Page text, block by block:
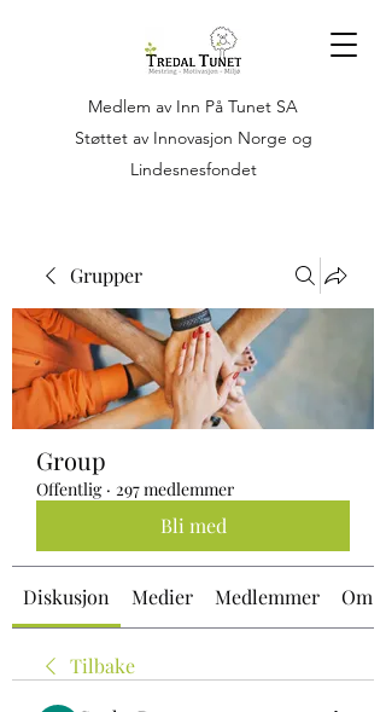
Medlem av Inn På Tunet SA
Støttet av Innovasjon Norge og
Lindesnesfondet
Grupper
Group
Offentlig · 297 medlemmer
Bli med
Diskusjon Medier Medlemmer Om
Tilbake